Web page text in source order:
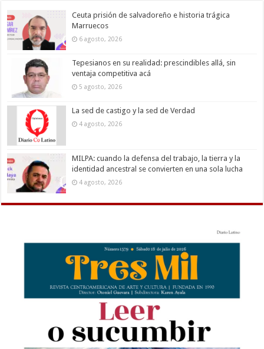
Ceuta prisión de salvadoreño e historia trágica
Marruecos
6 agosto, 2026
Tepesianos en su realidad: prescindibles allá, sin
ventaja competitiva acá
5 agosto, 2026
La sed de castigo y la sed de Verdad
4 agosto, 2026
MILPA: cuando la defensa del trabajo, la tierra y la
identidad ancestral se convierten en una sola lucha
4 agosto, 2026